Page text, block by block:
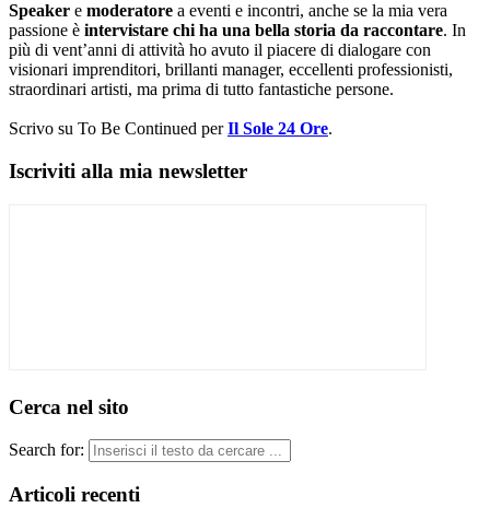
Speaker e moderatore a eventi e incontri, anche se la mia vera
passione è intervistare chi ha una bella storia da raccontare. In
più di vent’anni di attività ho avuto il piacere di dialogare con
visionari imprenditori, brillanti manager, eccellenti professionisti,
straordinari artisti, ma prima di tutto fantastiche persone.
Scrivo su To Be Continued perIl Sole 24 Ore.
Iscriviti alla mia newsletter
Cerca nel sito
Search for:
Articoli recenti